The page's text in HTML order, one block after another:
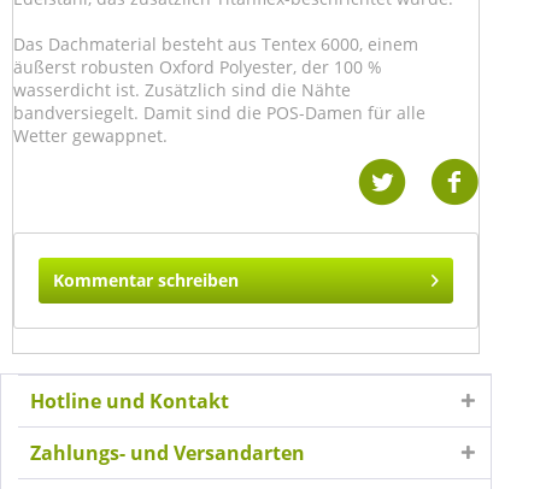
Das Dachmaterial besteht aus Tentex 6000, einem
äußerst robusten Oxford Polyester, der 100 %
wasserdicht ist. Zusätzlich sind die Nähte
bandversiegelt. Damit sind die POS-Damen für alle
Wetter gewappnet.
Kommentar schreiben
Hotline und Kontakt
Zahlungs- und Versandarten